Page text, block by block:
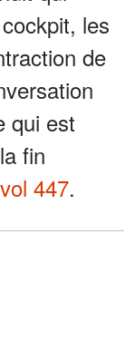
les
de
qui est
fin
447.